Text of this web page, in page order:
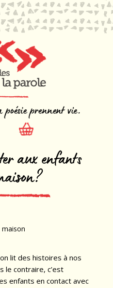
aux enfants
lit des histoires à nos
le contraire, c’est
enfants en contact avec